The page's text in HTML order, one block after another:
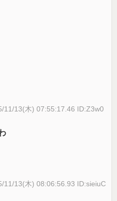
11/13(木) 07:55:17.46 ID:Z3w0
11/13(木) 08:06:56.93 ID:sieiuC